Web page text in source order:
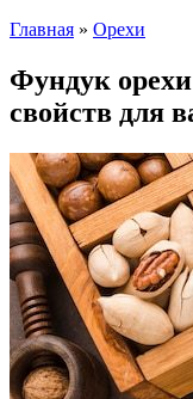
Главная » Орехи
Фундук
свойств для